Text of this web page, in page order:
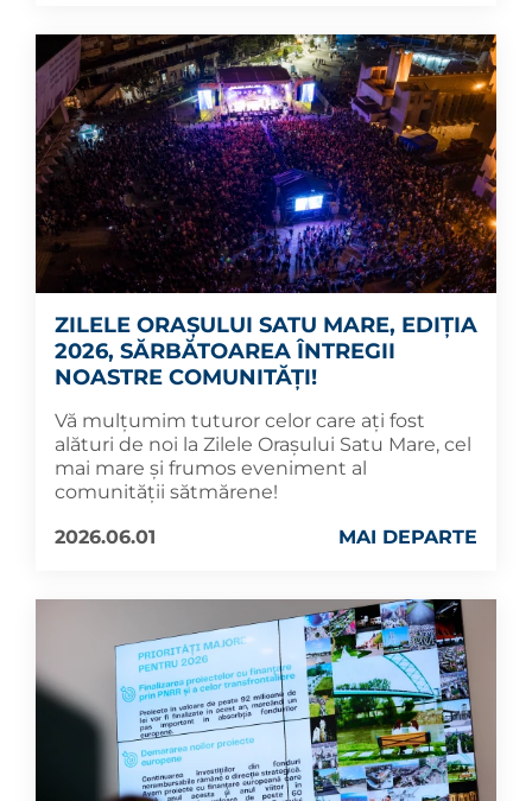
ZILELE ORAȘULUI SATU MARE, EDIȚIA
2026, SĂRBĂTOAREA ÎNTREGII
NOASTRE COMUNITĂȚI!
Vă mulțumim tuturor celor care ați fost
alături de noi la Zilele Orașului Satu Mare, cel
mai mare și frumos eveniment al
comunității sătmărene!
2026.06.01
MAI DEPARTE